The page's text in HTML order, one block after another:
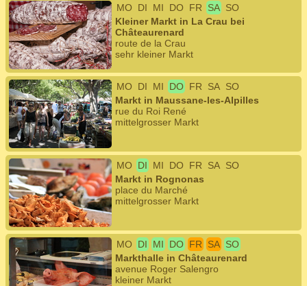
MO DI MI DO FR SA SO
Kleiner Markt in La Crau bei
Châteaurenard
route de la Crau
sehr kleiner Markt
MO DI MI DO FR SA SO
Markt in Maussane-les-Alpilles
rue du Roi René
mittelgrosser Markt
MO DI MI DO FR SA SO
Markt in Rognonas
place du Marché
mittelgrosser Markt
MO DI MI DO FR SA SO
Markthalle in Châteaurenard
avenue Roger Salengro
kleiner Markt